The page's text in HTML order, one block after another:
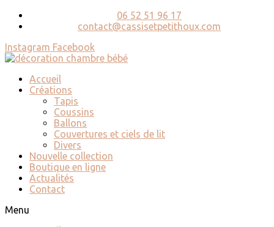
06 52 51 96 17
contact@cassisetpetithoux.com
Instagram Facebook
Accueil
Créations
Tapis
Coussins
Ballons
Couvertures et ciels de lit
Divers
Nouvelle collection
Boutique en ligne
Actualités
Contact
Menu